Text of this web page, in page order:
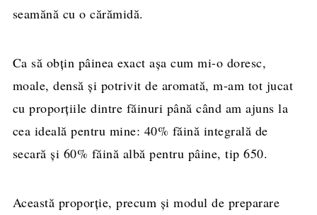
seamănă cu o cărămidă.
Ca să obțin pâinea exact așa cum mi-o doresc,
moale, densă și potrivit de aromată, m-am tot jucat
cu proporțiile dintre făinuri până când am ajuns la
cea ideală pentru mine: 40% făină integrală de
secară și 60% făină albă pentru pâine, tip 650.
Această proporție, precum și modul de preparare